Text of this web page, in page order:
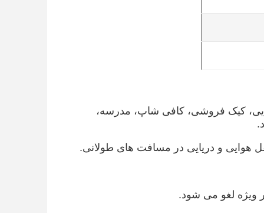
کیک فروشی، کافی شاپ، مدرسه،
هوایی و دریایی در مسافت های طولانی.